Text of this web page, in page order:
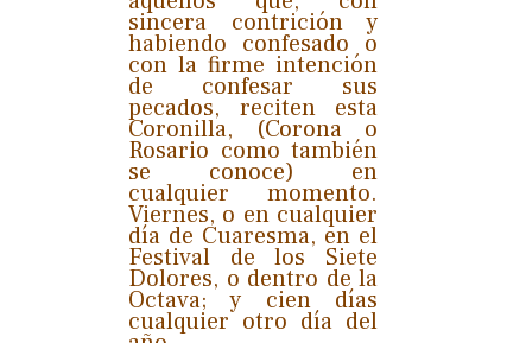
sincera contrición y
habiendo confesado o
con la firme intención
de confesar sus
pecados, reciten esta
Coronilla, (Corona o
Rosario como también
se conoce) en
cualquier momento.
Viernes, o en cualquier
día de Cuaresma, en el
Festival de los Siete
Dolores, o dentro de la
Octava; y cien días
cualquier otro día del